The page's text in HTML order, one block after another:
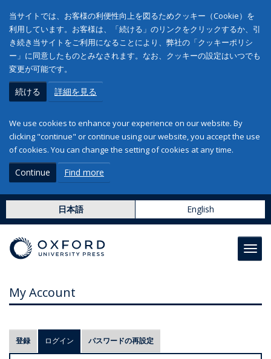
当サイトでは、お客様の利便性向上を図るためクッキー（Cookie）を
利用しています。お客様は、「続ける」のリンクをクリックするか、引
き続き当サイトをご利用になることにより、弊社の「クッキーポリシ
ー」に同意したものとみなされます。なお、クッキーの設定はいつでも
変更が可能です。
続ける 詳細を見る
We use cookies to enhance your experience on our website. By
clicking "continue" or continue using our website, you accept the use
of cookies. You can change the setting of cookies at any time.
Continue Find more
日本語 English
My Account
プ
ラ
登録 ログイン (アクティブなタブ)
パスワードの再設定